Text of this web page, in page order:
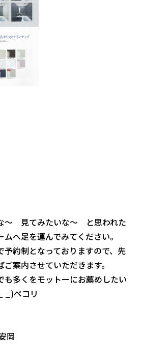
～ 見てみたいな～ と思われた
へ足を運んでみてください。
予約制となっておりますので、先
案内させていただきます。
も多くをモットーにお薦めしたい
_)ペコリ
岡